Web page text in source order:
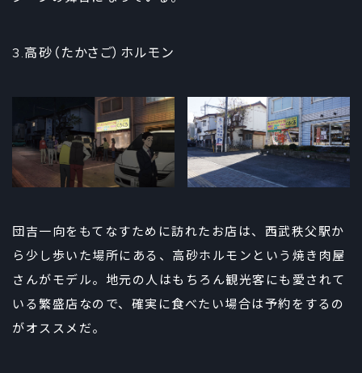
3.高砂（たかさご）ホルモン
団吉一向をもてなすために訪れたお店は、西武秩父駅か
ら少し歩いた場所にある、高砂ホルモンという焼き肉屋
さんがモデル。地元の人はもちろん観光客にも愛されて
いる繁盛店なので、確実に食べたい場合は予約をするの
がオススメだ。